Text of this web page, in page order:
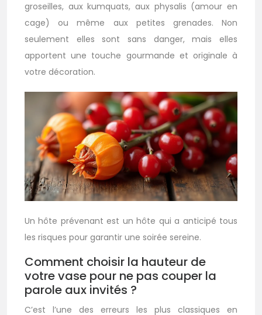
groseilles, aux kumquats, aux physalis (amour en
cage) ou même aux petites grenades. Non
seulement elles sont sans danger, mais elles
apportent une touche gourmande et originale à
votre décoration.
Un hôte prévenant est un hôte qui a anticipé tous
les risques pour garantir une soirée sereine.
Comment choisir la hauteur de
votre vase pour ne pas couper la
parole aux invités ?
C’est l’une des erreurs les plus classiques en